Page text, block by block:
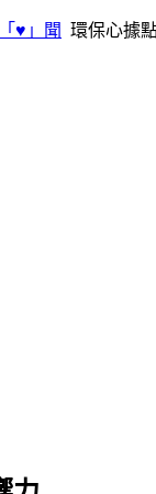
♥」聞 環保心據